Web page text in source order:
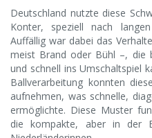
Deutschland nutzte diese
Konter, speziell nach
Auffällig war dabei das
meist Brand oder Bühl –, die
und schnell ins Umschaltspiel
Ballverarbeitung konnten
aufnehmen, was schnelle,
ermöglichte. Diese Muster
die kompakte, aber in der